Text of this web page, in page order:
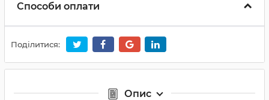
Способи оплати
Поділитися:
Опис